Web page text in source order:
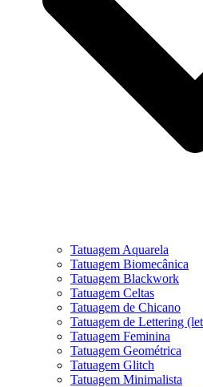
Tatuagem Aquarela
Tatuagem Biomecânica
Tatuagem Blackwork
Tatuagem Celtas
Tatuagem de Chicano
Tatuagem de Lettering
Tatuagem Feminina
Tatuagem Geométrica
Tatuagem Glitch
Tatuagem Minimalista